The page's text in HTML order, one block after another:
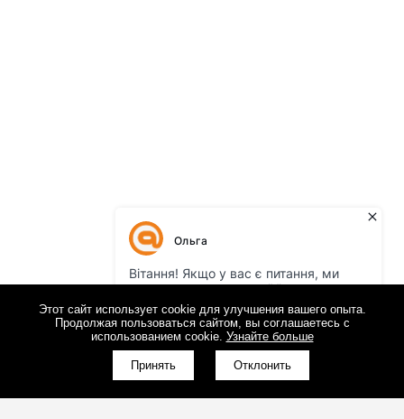
Этот сайт использует cookie для улучшения вашего опыта.
Продолжая пользоваться сайтом, вы соглашаетесь с
использованием cookie. Узнайте больше
Принять Отклонить